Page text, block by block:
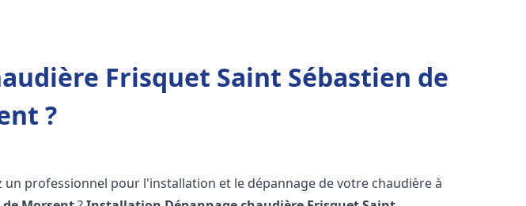
Frisquet Saint Sébastien de
?
un professionnel pour l'installation et le dépannage de votre chaudière à